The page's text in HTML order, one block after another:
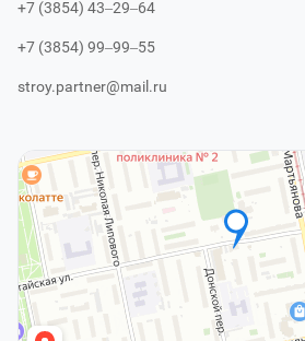
+7 (3854) 43‒29‒64
+7 (3854) 99‒99‒55
stroy.partner@mail.ru